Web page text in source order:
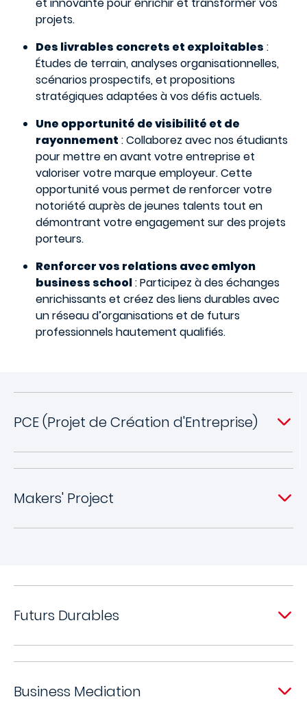
projets.
Des livrables concrets et exploitables :
Études de terrain, analyses organisationnelles,
scénarios prospectifs, et propositions
stratégiques adaptées à vos défis actuels.
Une opportunité de visibilité et de
rayonnement : Collaborez avec nos étudiants
pour mettre en avant votre entreprise et
valoriser votre marque employeur. Cette
opportunité vous permet de renforcer votre
notoriété auprès de jeunes talents tout en
démontrant votre engagement sur des projets
porteurs.
Renforcer vos relations avec emlyon
business school: Participez à des échanges
enrichissants et créez des liens durables avec
un réseau d’organisations et de futurs
professionnels hautement qualifiés.
PCE (Projet de Création d'Entreprise)
Makers' Project
Futurs Durables
Business Mediation